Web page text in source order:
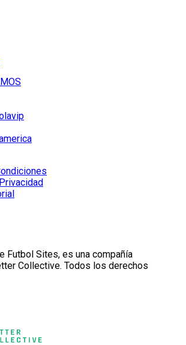
Futbol Sites, es una compañía
Collective. Todos los derechos